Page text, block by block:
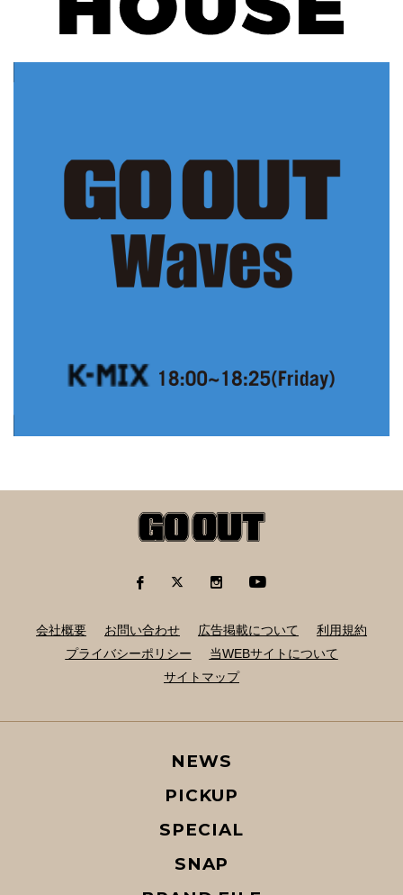
会社概要 お問い合わせ 広告掲載について
利用規約
プライバシーポリシー
当WEBサイトについて
サイトマップ
NEWS
PICKUP
SPECIAL
SNAP